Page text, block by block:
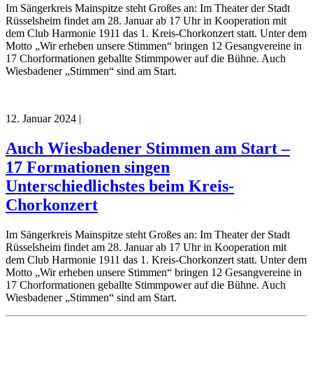
Im Sängerkreis Mainspitze steht Großes an: Im Theater der Stadt
Rüsselsheim findet am 28. Januar ab 17 Uhr in Kooperation mit
dem Club Harmonie 1911 das 1. Kreis-Chorkonzert statt. Unter dem
Motto „Wir erheben unsere Stimmen“ bringen 12 Gesangvereine in
17 Chorformationen geballte Stimmpower auf die Bühne. Auch
Wiesbadener „Stimmen“ sind am Start.
12. Januar 2024 |
Auch Wiesbadener Stimmen am Start –
17 Formationen singen
Unterschiedlichstes beim Kreis-
Chorkonzert
Im Sängerkreis Mainspitze steht Großes an: Im Theater der Stadt
Rüsselsheim findet am 28. Januar ab 17 Uhr in Kooperation mit
dem Club Harmonie 1911 das 1. Kreis-Chorkonzert statt. Unter dem
Motto „Wir erheben unsere Stimmen“ bringen 12 Gesangvereine in
17 Chorformationen geballte Stimmpower auf die Bühne. Auch
Wiesbadener „Stimmen“ sind am Start.